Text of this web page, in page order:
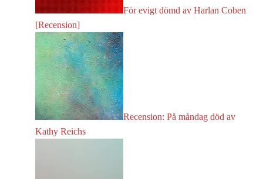
För evigt dömd av Harlan Coben
[Recension]
Recension: På måndag död av
Kathy Reichs